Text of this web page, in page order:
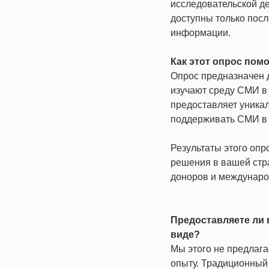
исследовательской
доступны только
информации.
Как этот опрос
Опрос предназначен
изучают среду СМИ в
предоставляет
поддерживать СМИ в
Результаты этого
решения в вашей
доноров и
Предоставляете
виде?
Мы этого не
опыту.